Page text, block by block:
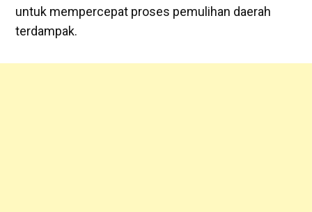
untuk mempercepat proses pemulihan daerah
terdampak.